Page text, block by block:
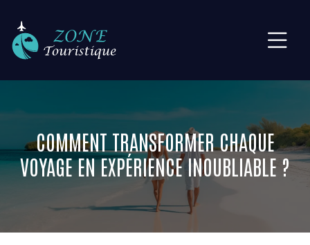
COMMENT TRANSFORMER CHAQUE
VOYAGE EN EXPÉRIENCE INOUBLIABLE ?